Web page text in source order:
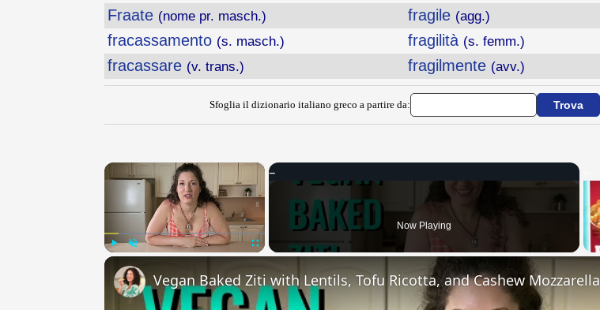
Fraate (nome pr. masch.)
fracassamento (s. masch.)
fracassare (v. trans.)
fragile (agg.)
fragilità (s. femm.)
fragilmente (avv.)
Sfoglia il dizionario italiano greco a partire da:
×
Now Playing
Vegan Baked Ziti with Lentils, Tofu Ricotta, and Cashew Mozzarella